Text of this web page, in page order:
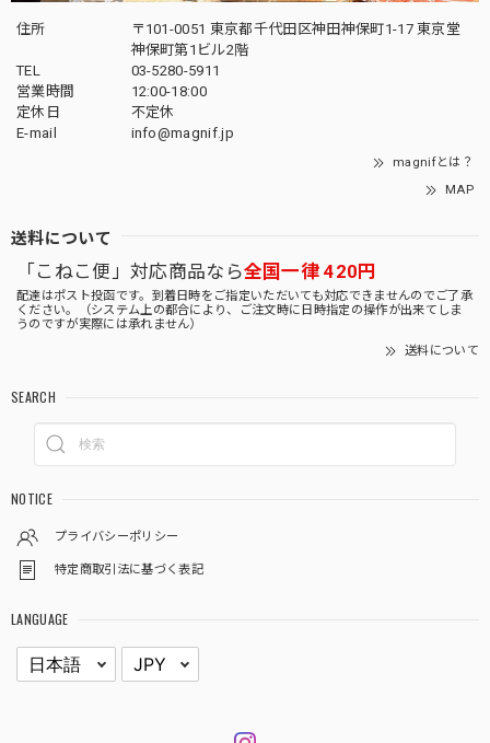
住所
〒101-0051 東京都千代田区神田神保町1-17 東京堂
神保町第1ビル2階
TEL
03-5280-5911
営業時間
12:00-18:00
定休日
不定休
E-mail
info@magnif.jp
magnifとは？
MAP
送料について
「こねこ便」対応商品なら全国一律 420円
配達はポスト投函です。到着日時をご指定いただいても対応できませんのでご了承
ください。（システム上の都合により、ご注文時に日時指定の操作が出来てしま
うのですが実際には承れません）
送料について
SEARCH
NOTICE
プライバシーポリシー
特定商取引法に基づく表記
LANGUAGE